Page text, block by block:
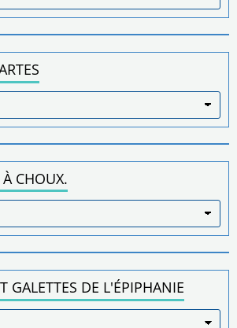
CHOUX.
GALETTES DE L'ÉPIPHANIE